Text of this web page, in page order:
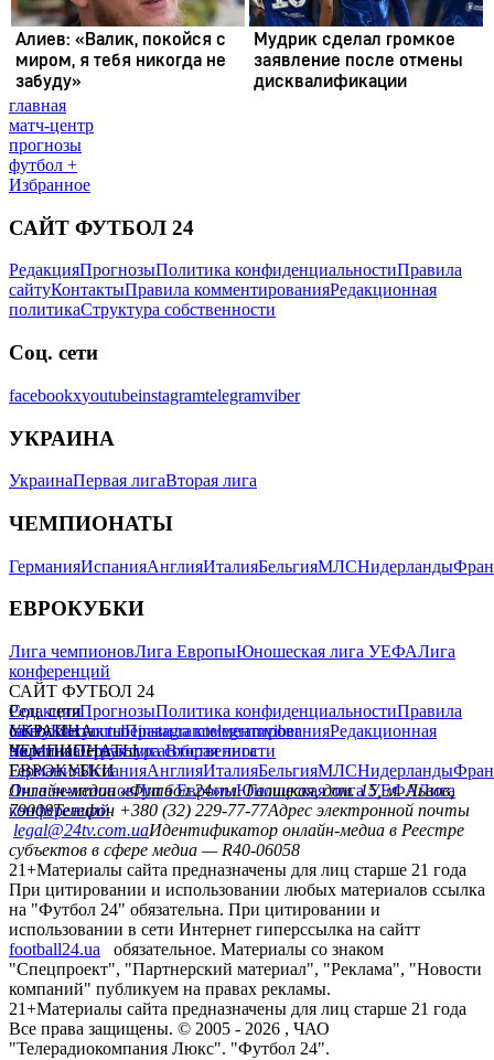
главная
матч-центр
прогнозы
футбол +
Избранное
САЙТ ФУТБОЛ 24
РедакцияПрогнозыПолитика конфиденциальностиПравила
сайтуКонтактыПравила комментированияРедакционная
политикаСтруктура собственности
Соц. сети
facebookxyoutubeinstagramtelegramviber
УКРАИНА
УкраинаПервая лигаВторая лига
ЧЕМПИОНАТЫ
ГерманияИспанияАнглияИталияБельгияМЛСНидерланды
ЕВРОКУБКИ
Лига чемпионовЛига ЕвропыЮношеская лига УЕФАЛига
конференций
САЙТ ФУТБОЛ 24
РедакцияПрогнозыПолитика конфиденциальностиПравила
сайтуКонтактыПравила комментированияРедакционная
политикаСтруктура собственности
Соц. сети
facebookxyoutubeinstagramtelegramviber
УКРАИНА
УкраинаПервая лигаВторая лига
ЧЕМПИОНАТЫ
ГерманияИспанияАнглияИталияБельгияМЛСНидерланды
ЕВРОКУБКИ
Лига чемпионовЛига ЕвропыЮношеская лига УЕФАЛига
конференций
Онлайн-медиа «Футбол 24»пл. Галицкая, дом. 15, м. Львов,
79008Телефон +380 (32) 229-77-77Адрес электронной почты
legal@24tv.com.uaИдентификатор онлайн-медиа в Реестре
субъектов в сфере медиа — R40-06058
21+Материалы сайта предназначены для лиц старше 21 года
При цитировании и использовании любых материалов ссылка
на "Футбол 24" обязательна. При цитировании и
использовании в сети Интернет гиперссылка на сайтт
football24.ua
обязательное. Материалы со знаком
"Спецпроект", "Партнерский материал", "Реклама", "Новости
компаний" публикуем на правах рекламы.
21+Материалы сайта предназначены для лиц старше 21 года
Все права защищены. © 2005 - 2026 , ЧАО
"Телерадиокомпания Люкс". "Футбол 24".